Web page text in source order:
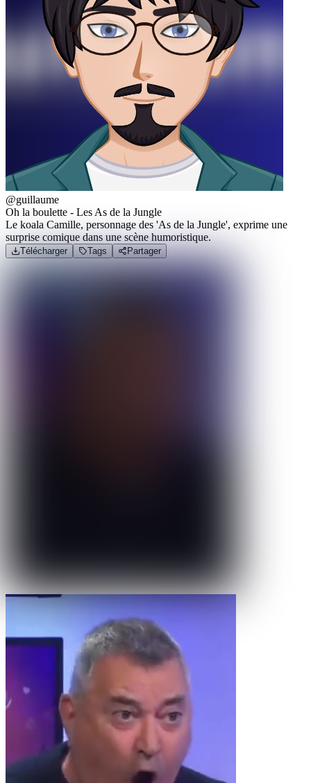
@guillaume
Oh la boulette - Les As de la Jungle
Le koala Camille, personnage des 'As de la Jungle', exprime une
surprise comique dans une scène humoristique.
Télécharger Tags Partager